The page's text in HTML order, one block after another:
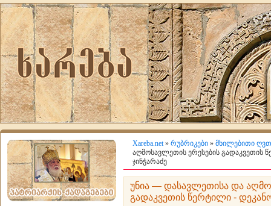
Xareba.net» რუბრიკები » მხილებითი
აღმოსავლეთის ერესების გადაკვეთის
ჯინჭარაძე
უნია — დასავლეთისა და
გადაკვეთის წერტილი -